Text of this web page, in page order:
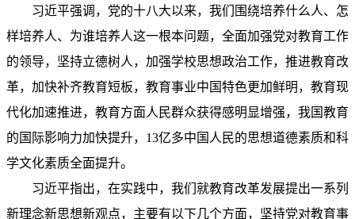
习近平强调，党的十八大以来，我们围绕培养什么人、怎
样培养人、为谁培养人这一根本问题，全面加强党对教育工作
的领导，坚持立德树人，加强学校思想政治工作，推进教育改
革，加快补齐教育短板，教育事业中国特色更加鲜明，教育现
代化加速推进，教育方面人民群众获得感明显增强，我国教育
的国际影响力加快提升，13亿多中国人民的思想道德素质和科
学文化素质全面提升。
习近平指出，在实践中，我们就教育改革发展提出一系列
新理念新思想新观点，主要有以下几个方面，坚持党对教育事